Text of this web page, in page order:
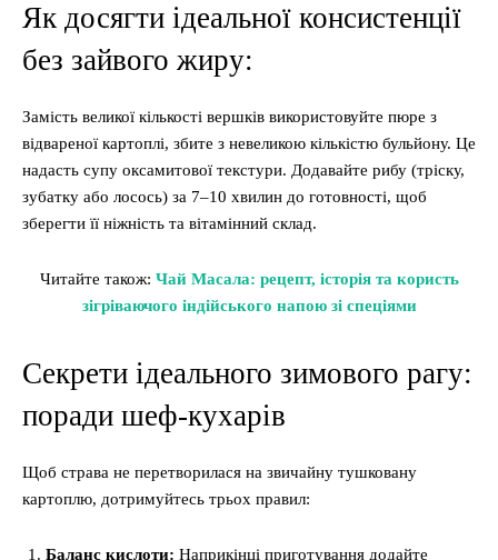
Як досягти ідеальної консистенції
без зайвого жиру:
Замість великої кількості вершків використовуйте пюре з
відвареної картоплі, збите з невеликою кількістю бульйону. Це
надасть супу оксамитової текстури. Додавайте рибу (тріску,
зубатку або лосось) за 7–10 хвилин до готовності, щоб
зберегти її ніжність та вітамінний склад.
Читайте також: Чай Масала: рецепт, історія та користь
зігріваючого індійського напою зі спеціями
Секрети ідеального зимового рагу:
поради шеф-кухарів
Щоб страва не перетворилася на звичайну тушковану
картоплю, дотримуйтесь трьох правил:
Баланс кислоти: Наприкінці приготування додайте